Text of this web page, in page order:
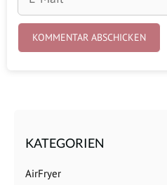
Mail
KATEGORIEN
AirFryer